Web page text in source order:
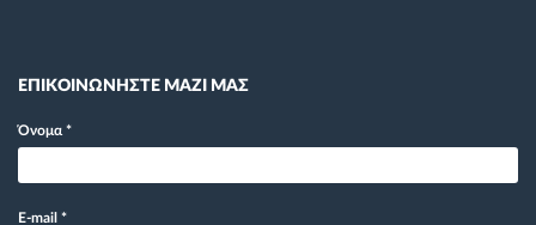
ΕΠΙΚΟΙΝΩΝΗΣΤΕ ΜΑΖΙ ΜΑΣ
Όνομα *
E-mail *